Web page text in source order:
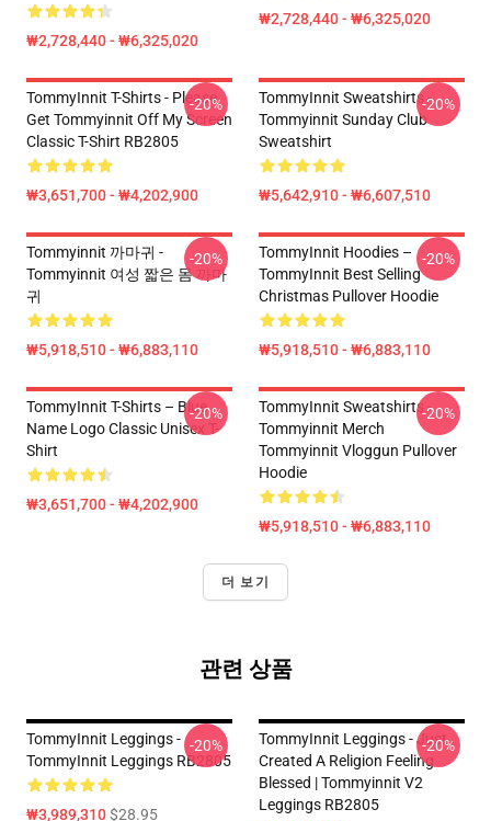
₩2,728,440 - ₩6,325,020
₩2,728,440 - ₩6,325,020
TommyInnit T-Shirts - Please
Get Tommyinnit Off My Screen
Classic T-Shirt RB2805
₩3,651,700 - ₩4,202,900
-20%
TommyInnit Sweatshirts -
Tommyinnit Sunday Club
Sweatshirt
₩5,642,910 - ₩6,607,510
-20%
Tommyinnit 까마귀 -
Tommyinnit 여성 짧은 몸 까마
귀
₩5,918,510 - ₩6,883,110
-20%
TommyInnit Hoodies –
TommyInnit Best Selling
Christmas Pullover Hoodie
₩5,918,510 - ₩6,883,110
-20%
TommyInnit T-Shirts – Blue
Name Logo Classic Unisex T-
Shirt
₩3,651,700 - ₩4,202,900
-20%
TommyInnit Sweatshirts -
Tommyinnit Merch
Tommyinnit Vloggun Pullover
Hoodie
₩5,918,510 - ₩6,883,110
-20%
더 보기
관련 상품
TommyInnit Leggings -
TommyInnit Leggings RB2805
₩3,989,310$28.95
-20%
TommyInnit Leggings - Just
Created A Religion Feeling
Blessed | Tommyinnit V2
Leggings RB2805
-20%